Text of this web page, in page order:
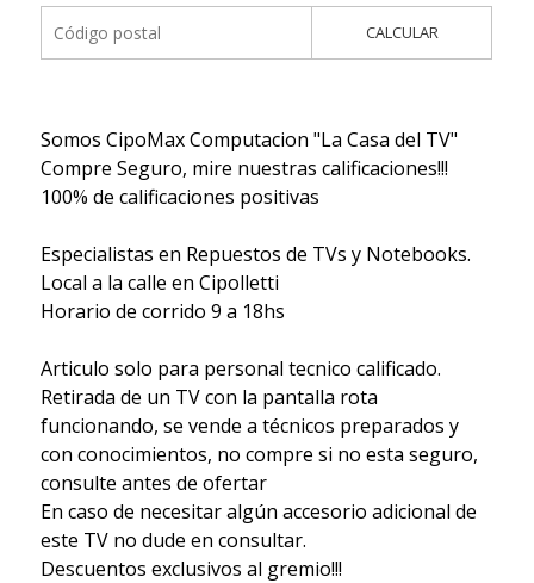
CALCULAR
Somos CipoMax Computacion "La Casa del TV"
Compre Seguro, mire nuestras calificaciones!!!
100% de calificaciones positivas
Especialistas en Repuestos de TVs y Notebooks.
Local a la calle en Cipolletti
Horario de corrido 9 a 18hs
Articulo solo para personal tecnico calificado.
Retirada de un TV con la pantalla rota
funcionando, se vende a técnicos preparados y
con conocimientos, no compre si no esta seguro,
consulte antes de ofertar
En caso de necesitar algún accesorio adicional de
este TV no dude en consultar.
Descuentos exclusivos al gremio!!!